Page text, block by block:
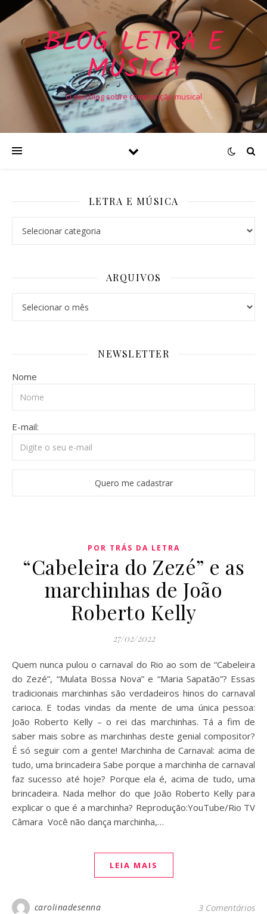
BLOG LETRA E
MÚSICA
O seu blog sobre composição musical
LETRA E MÚSICA
ARQUIVOS
NEWSLETTER
Nome
E-mail:
POR TRÁS DA LETRA
“Cabeleira do Zezé” e as
marchinhas de João
Roberto Kelly
27/02/2022
Quem nunca pulou o carnaval do Rio ao som de “Cabeleira
do Zezé”, “Mulata Bossa Nova” e “Maria Sapatão”? Essas
tradicionais marchinhas são verdadeiros hinos do carnaval
carioca. E todas vindas da mente de uma única pessoa:
João Roberto Kelly – o rei das marchinhas. Tá a fim de
saber mais sobre as marchinhas deste genial compositor?
É só seguir com a gente! Marchinha de Carnaval: acima de
tudo, uma brincadeira Sabe porque a marchinha de carnaval
faz sucesso até hoje? Porque ela é, acima de tudo, uma
brincadeira. Nada melhor do que João Roberto Kelly para
explicar o que é a marchinha? Reprodução:YouTube/Rio TV
Câmara Você não dança marchinha,…
LEIA MAIS
carolinadesenna 3 Comentários